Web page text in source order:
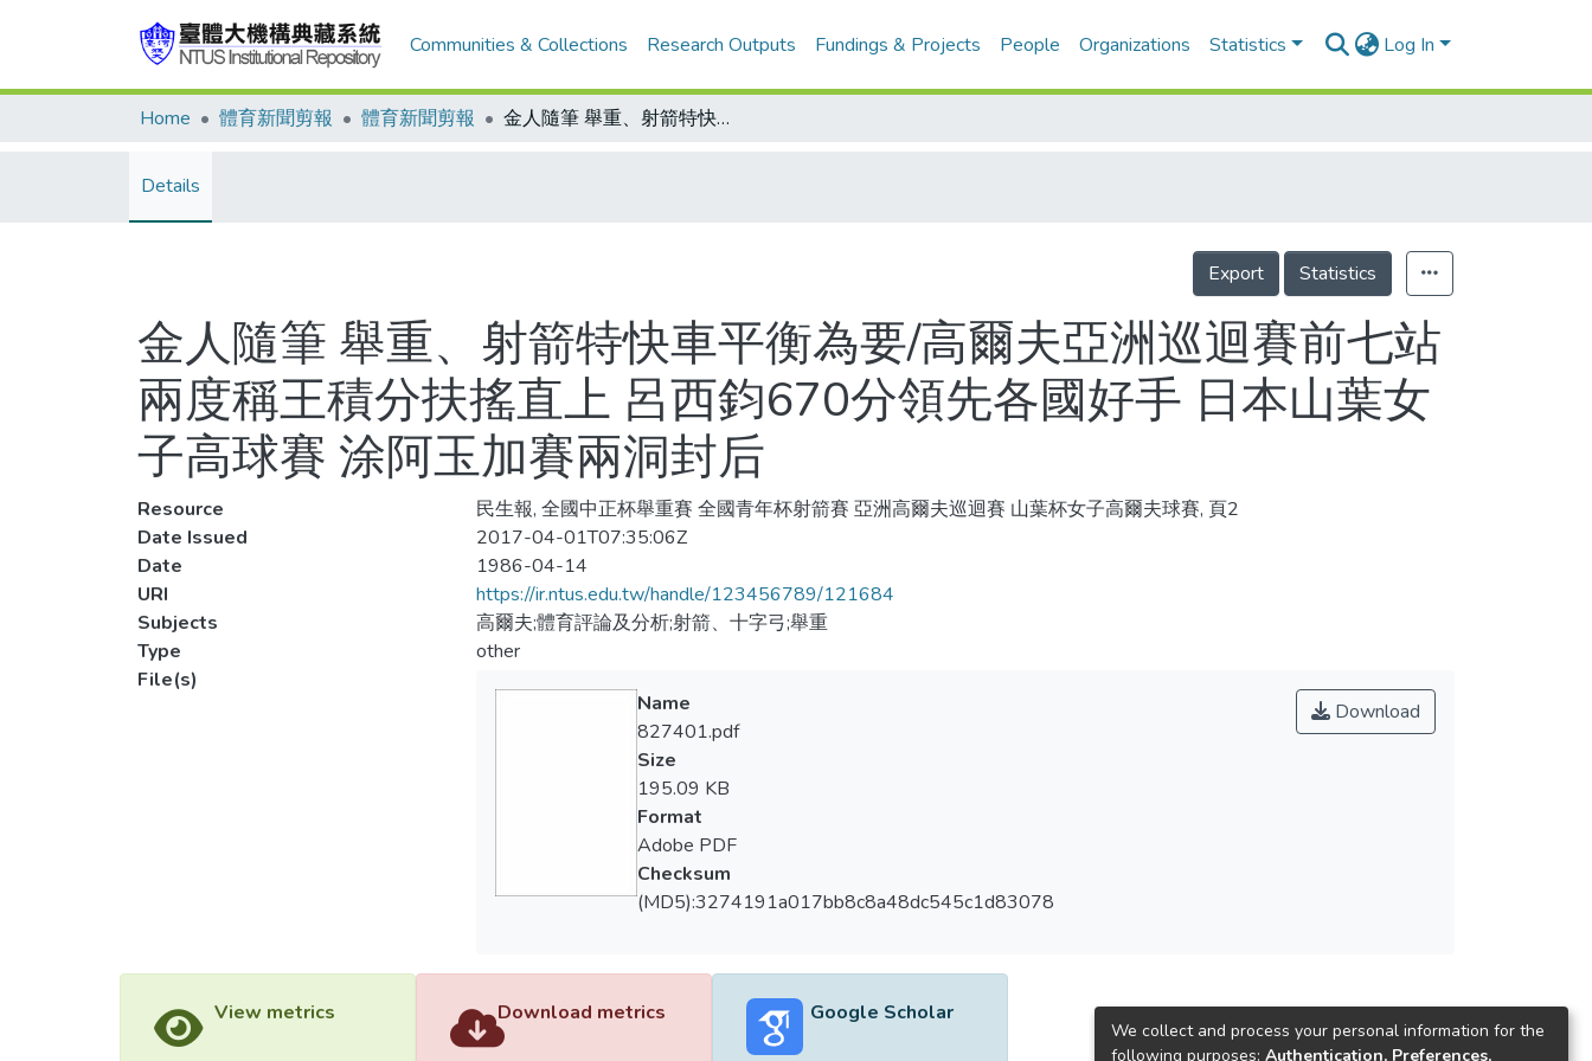
Communities & Collections Research Outputs Fundings & Projects People Organizations Statistics Log In
Home 體育新聞剪報 體育新聞剪報 金人隨筆 舉重、射箭特快車平衡為要/高爾夫亞洲巡迴賽前七站 兩度稱王積分扶搖直上 呂西鈞670分領先各國好手 日本山葉女子高球賽 涂阿玉加賽兩洞封后
Details
Export Statistics
金人隨筆 舉重、射箭特快車平衡為要/高爾夫亞洲巡迴賽前七站
兩度稱王積分扶搖直上 呂西鈞670分領先各國好手 日本山葉女
子高球賽 涂阿玉加賽兩洞封后
Resource
民生報, 全國中正杯舉重賽 全國青年杯射箭賽 亞洲高爾夫巡迴賽 山葉杯女子高爾夫球賽, 頁2
Date Issued
2017-04-01T07:35:06Z
Date
1986-04-14
URI
https://ir.ntus.edu.tw/handle/123456789/121684
Subjects
高爾夫;體育評論及分析;射箭、十字弓;舉重
Type
other
File(s)
Download
Name
827401.pdf
Size
195.09 KB
Format
Adobe PDF
Checksum
(MD5):3274191a017bb8c8a48dc545c1d83078
View metrics Download metrics Google Scholar
We collect and process your personal information for the
following purposes: Authentication, Preferences,